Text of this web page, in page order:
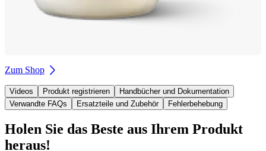
Zum Shop
Videos Produkt registrieren
Handbücher und Dokumentation
Verwandte FAQs
Ersatzteile und Zubehör Fehlerbehebung
Holen Sie das Beste aus Ihrem Produkt
heraus!